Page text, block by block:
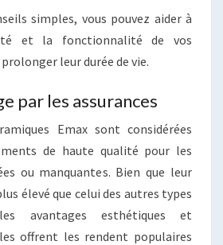
simples, vous pouvez aider à
et la fonctionnalité de vos
leur durée de vie.
par les assurances
Emax sont considérées
de haute qualité pour les
ou manquantes. Bien que leur
élevé que celui des autres types
avantages esthétiques et
offrent les rendent populaires